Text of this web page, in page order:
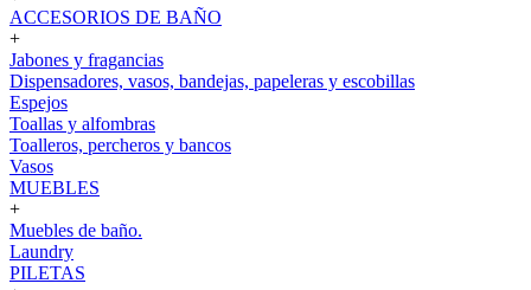
ACCESORIOS DE BAÑO
+
Jabones y fragancias
Dispensadores, vasos, bandejas, papeleras y escobillas
Espejos
Toallas y alfombras
Toalleros, percheros y bancos
Vasos
MUEBLES
+
Muebles de baño.
Laundry
PILETAS